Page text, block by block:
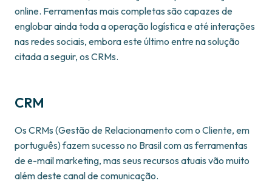
online. Ferramentas mais completas são capazes de
englobar ainda toda a operação logística e até interações
nas redes sociais, embora este último entre na solução
citada a seguir, os CRMs.
CRM
Os CRMs (Gestão de Relacionamento com o Cliente, em
português) fazem sucesso no Brasil com as ferramentas
de e-mail marketing, mas seus recursos atuais vão muito
além deste canal de comunicação.